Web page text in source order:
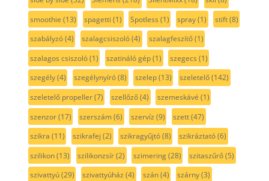
smoothie (13) spagetti (1) Spotless (1) spray(1) stift(8)
szabályzó(4) szalagcsiszoló(4) szalagfeszítő(1)
szalagos csiszoló(1) szatináló gép(1) szegecs (1)
szegély(4) szegélynyíró(8) szelep(13) szeletelő(142)
szeletelő propeller(7) szellőző(4) szemeskávé (1)
szenzor(17) szerszám(6) szervíz (9) szett(47)
szikra (11) szikrafej (2) szikragyűjtó(8) szikráztató(6)
szilikon(13) szilikonzsír(2) szimering(28) szitaszűrő(5)
szivattyú(29) szivattyúház (4) szán(4) szárny(3)